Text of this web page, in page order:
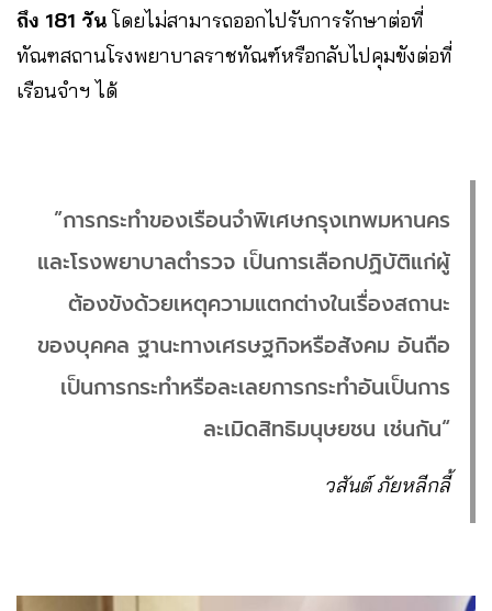
ถึง 181 วันโดยไม่สามารถออกไปรับการรักษาต่อที่
ทัณฑสถานโรงพยาบาลราชทัณฑ์หรือกลับไปคุมขังต่อที่
เรือนจำฯ ได้
”การกระทำของเรือนจำพิเศษกรุงเทพมหานคร
และโรงพยาบาลตำรวจ เป็นการเลือกปฏิบัติแก่ผู้
ต้องขังด้วยเหตุความแตกต่างในเรื่องสถานะ
ของบุคคล ฐานะทางเศรษฐกิจหรือสังคม อันถือ
เป็นการกระทำหรือละเลยการกระทำอันเป็นการ
ละเมิดสิทธิมนุษยชน เช่นกัน“
วสันต์ ภัยหลีกลี้